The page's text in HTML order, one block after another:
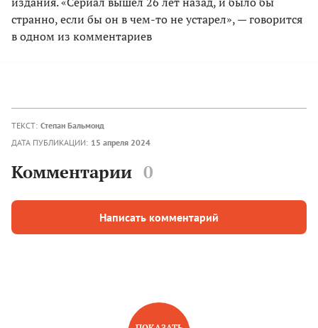
странно, если бы он в чем-то не устарел», — говорится
в одном из комментариев
ТЕКСТ: Степан Бальмонд
ДАТА ПУБЛИКАЦИИ: 15 апреля 2024
Комментарии 0
Написать комментарий